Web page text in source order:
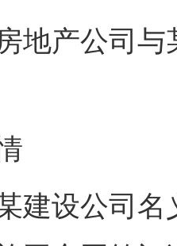
公司与某
设公司名